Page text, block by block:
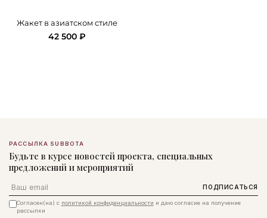
Жакет в азиатском стиле
42 500 ₽
РАССЫЛКА SUBBOTA
Будьте в курсе новостей проекта, специальных
предложений и мероприятий
Email ПОДПИСАТЬСЯ
Согласен(на) с политикой конфиденциальности и даю согласие на получение
рассылки